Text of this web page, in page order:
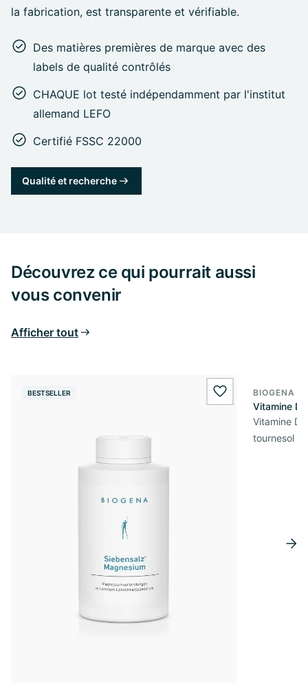
la fabrication, est transparente et vérifiable.
Des matières premières de marque avec des
labels de qualité contrôlés
CHAQUE lot testé indépendamment par l'institut
allemand LEFO
Certifié FSSC 22000
Qualité et recherche
Découvrez ce qui pourrait aussi
vous convenir
Afficher tout
BESTSELLER wishlist.add
BIOGENA
Vitamine
Vitamine
tournesol